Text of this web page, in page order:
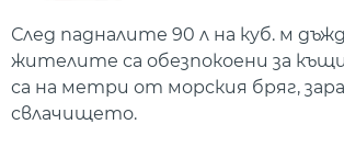
След падналите 90 л на куб. м
жителите са обезпокоени за
са на метри от морския бряг,
свлачището.